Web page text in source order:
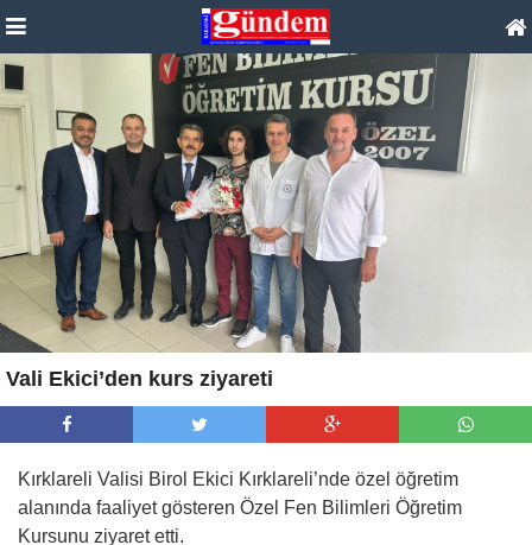
Vali Ekici’den kurs ziyareti
Kırklareli Valisi Birol Ekici Kırklareli’nde özel öğretim
alanında faaliyet gösteren Özel Fen Bilimleri Öğretim
Kursunu ziyaret etti.